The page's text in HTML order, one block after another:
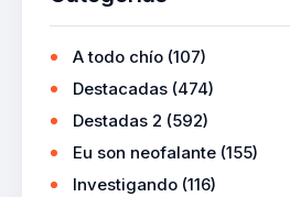
A todo chío (107)
Destacadas (474)
Destadas 2 (592)
Eu son neofalante (155)
Investigando (116)